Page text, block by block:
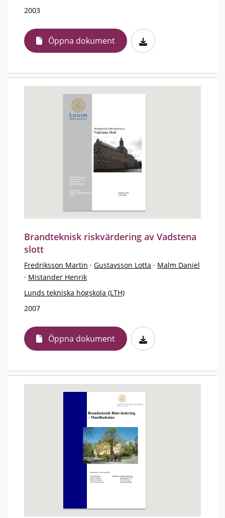
2003
Öppna dokument
Brandteknisk riskvärdering av Vadstena
slott
Fredriksson Martin · Gustavsson Lotta · Malm Daniel
· Mistander Henrik
Lunds tekniska högskola (LTH)
2007
Öppna dokument